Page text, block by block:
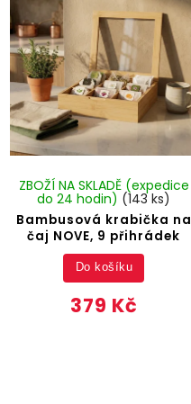
Bambusová krabička na
čaj NOVE, 9 přihrádek
ZBOŽÍ NA SKLADĚ (expedice
do 24 hodin) (143 ks)
379 Kč
Do košíku